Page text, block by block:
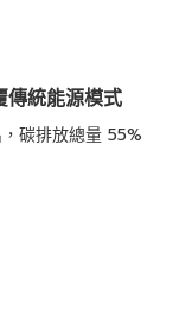
傳統能源模式
碳排放總量 55%